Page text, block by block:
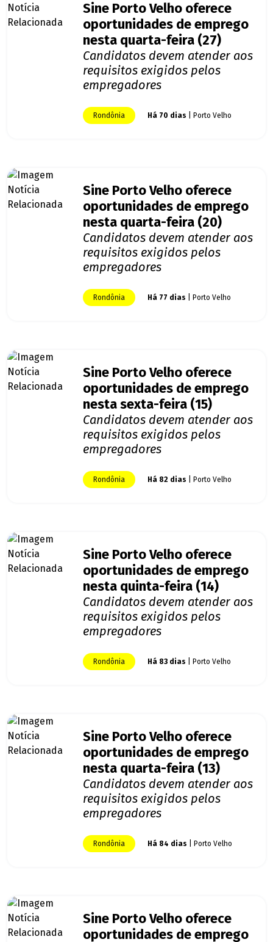
Sine Porto Velho oferece
oportunidades de emprego
nesta quarta-feira (27)
Candidatos devem atender aos
requisitos exigidos pelos
empregadores
Rondônia Há 70 dias | Porto Velho
Sine Porto Velho oferece
oportunidades de emprego
nesta quarta-feira (20)
Candidatos devem atender aos
requisitos exigidos pelos
empregadores
Rondônia Há 77 dias | Porto Velho
Sine Porto Velho oferece
oportunidades de emprego
nesta sexta-feira (15)
Candidatos devem atender aos
requisitos exigidos pelos
empregadores
Rondônia Há 82 dias | Porto Velho
Sine Porto Velho oferece
oportunidades de emprego
nesta quinta-feira (14)
Candidatos devem atender aos
requisitos exigidos pelos
empregadores
Rondônia Há 83 dias | Porto Velho
Sine Porto Velho oferece
oportunidades de emprego
nesta quarta-feira (13)
Candidatos devem atender aos
requisitos exigidos pelos
empregadores
Rondônia Há 84 dias | Porto Velho
Sine Porto Velho oferece
oportunidades de emprego